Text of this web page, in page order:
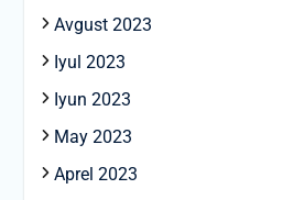
Avgust 2023
Iyul 2023
Iyun 2023
May 2023
Aprel 2023